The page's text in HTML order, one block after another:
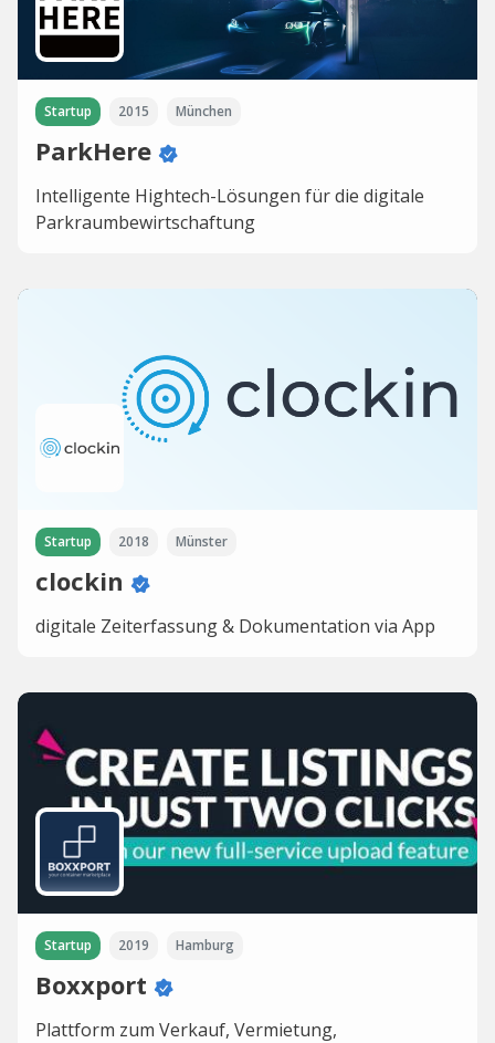
Startup 2015 München
ParkHere
Intelligente Hightech-Lösungen für die digitale
Parkraumbewirtschaftung
Startup 2018 Münster
clockin
digitale Zeiterfassung & Dokumentation via App
Startup 2019 Hamburg
Boxxport
Plattform zum Verkauf, Vermietung,